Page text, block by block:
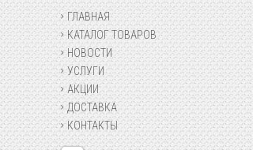
ГЛАВНАЯ
КАТАЛОГ ТОВАРОВ
НОВОСТИ
УСЛУГИ
АКЦИИ
ДОСТАВКА
КОНТАКТЫ